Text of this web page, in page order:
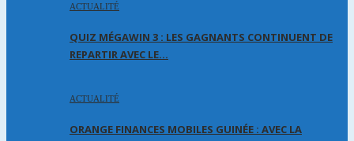
ACTUALITÉ
QUIZ MÉGAWIN 3 : LES GAGNANTS CONTINUENT DE
REPARTIR AVEC LE…
ACTUALITÉ
ORANGE FINANCES MOBILES GUINÉE : AVEC LA